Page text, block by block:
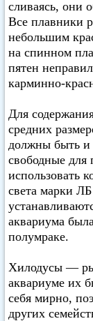
сливаясь, они
Все плавники
небольшим
на спинном
пятен
карминно-
Для
средних
должны быть и
свободные
использовать
света марки
аквариума
полумраке.
Хилодусы —
аквариуме их
себя мирно,
других